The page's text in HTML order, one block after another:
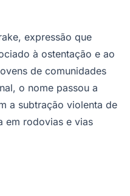
expressão que
à ostentação e ao
de comunidades
o nome passou a
a subtração violenta de
em rodovias e vias